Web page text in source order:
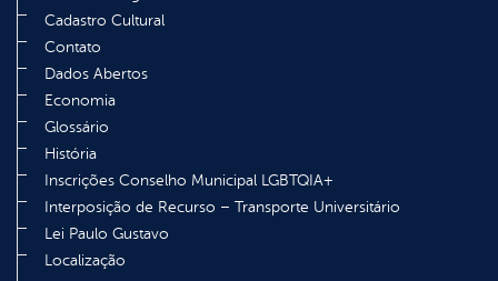
Cadastro Cultural
Contato
Dados Abertos
Economia
Glossário
História
Inscrições Conselho Municipal LGBTQIA+
Interposição de Recurso – Transporte Universitário
Lei Paulo Gustavo
Localização